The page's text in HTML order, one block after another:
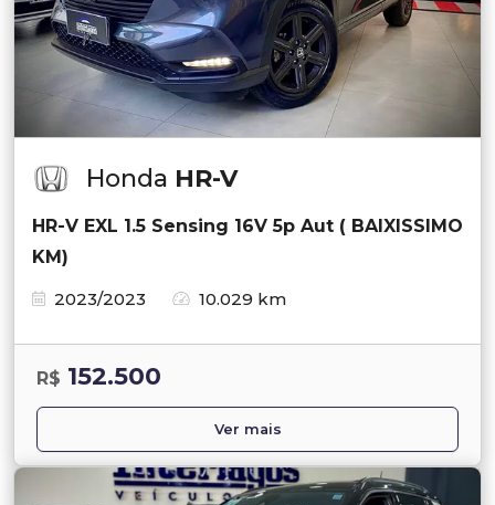
Honda HR-V
HR-V EXL 1.5 Sensing 16V 5p Aut ( BAIXISSIMO
KM)
2023/2023
10.029 km
R$ 152.500
Ver mais